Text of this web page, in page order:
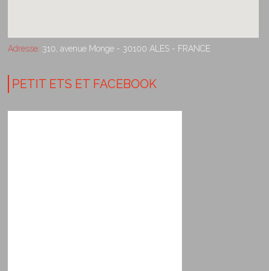
Adresse: 310, avenue Monge - 30100 ALES - FRANCE
PETIT ETS ET FACEBOOK